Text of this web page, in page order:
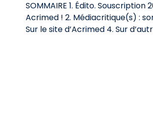
SOMMAIRE 1. Édito. Souscription
Acrimed ! 2. Médiacritique(s) :
Sur le site d’Acrimed 4. Sur